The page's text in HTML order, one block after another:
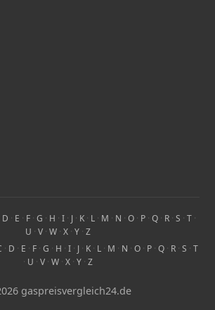
D · E · F · G · H · I · J · K · L · M · N · O · P · Q · R · S · T ·
U · V· W· X· Y· Z
· D · E · F · G · H · I · J · K · L · M · N · O · P · Q · R · S · T
· U · V· W· X· Y· Z
gaspreisvergleich24.de